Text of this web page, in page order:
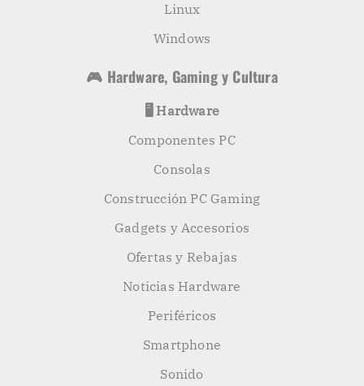
Linux
Windows
🎮 Hardware, Gaming y Cultura
🖥️ Hardware
Componentes PC
Consolas
Construcción PC Gaming
Gadgets y Accesorios
Ofertas y Rebajas
Noticias Hardware
Periféricos
Smartphone
Sonido